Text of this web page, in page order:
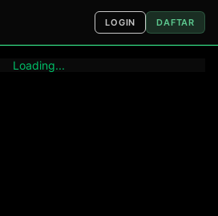
LOGIN DAFTAR
Loading...